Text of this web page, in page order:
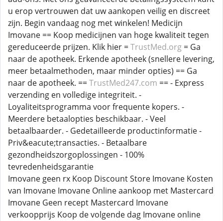
u erop vertrouwen dat uw aankopen veilig en discreet
zijn. Begin vandaag nog met winkelen! Medicijn
Imovane == Koop medicijnen van hoge kwaliteit tegen
gereduceerde prijzen. Klik hier =TrustMed.org = Ga
naar de apotheek. Erkende apotheek (snellere levering,
meer betaalmethoden, maar minder opties) == Ga
naar de apotheek. ==TrustMed247.com == - Express
verzending en volledige integriteit. -
Loyaliteitsprogramma voor frequente kopers. -
Meerdere betaalopties beschikbaar. - Veel
betaalbaarder. - Gedetailleerde productinformatie -
Priv&eacute;transacties. - Betaalbare
gezondheidszorgoplossingen - 100%
tevredenheidsgarantie
Imovane geen rx Koop Discount Store Imovane Kosten
van Imovane Imovane Online aankoop met Mastercard
Imovane Geen recept Mastercard Imovane
verkoopprijs Koop de volgende dag Imovane online